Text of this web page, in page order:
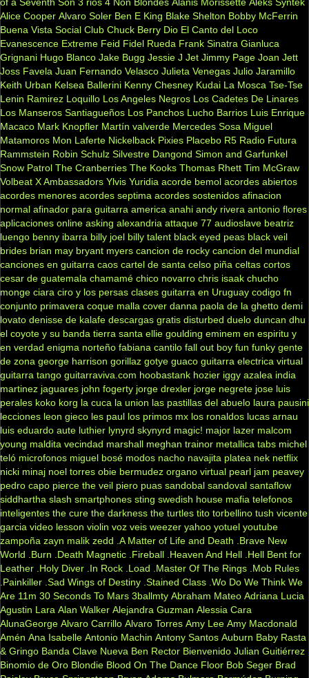
Alice Cooper Alvaro Soler Ben E King Blake Shelton Bobby McFerrin
Buena Vista Social Club Chuck Berry Dio El Canto del Loco
Evanescence Extreme Feid Fidel Rueda Frank Sinatra Gianluca
Grignani Hugo Blanco Jake Bugg Jessie J Jet Jimmy Page Joan Jett
Joss Favela Juan Fernando Velasco Julieta Venegas Julio Jaramillo
Keith Urban Kelsea Ballerini Kenny Chesney Kudai La Mosca Tse-Tse
Lenin Ramirez Loquillo Los Angeles Negros Los Cadetes De Linares
Los Manseros Santiagueños Los Panchos Lucho Barrios Luis Enrique
Macaco Mark Knopfler Martín valverde Mercedes Sosa Miguel
Matamoros Mon Laferte Nickelback Pixies Placebo R5 Radio Futura
Rammstein Robin Schulz Silvestre Dangond Simon and Garfunkel
Snow Patrol The Cranberries The Kooks Thomas Rhett Tim McGraw
Volbeat X Ambassadors Ylvis Yuridia acorde bemol acordes abiertos
acordes menores acordes septima acordes sostenidos afinacion
normal afinador para guitarra america anahi andy rivera antonio flores
aplicaciones online asking alexandria attaque 77 audioslave beatriz
luengo benny ibarra billy joel billy talent black eyed peas black veil
brides brian may bryant myers cancion de rocky cancion del mundial
canciones en guitarra caos cartel de santa celso piña celtas cortos
cesar de guatemala chamamé chico novarro chris isaak chucho
monge ciara ciro y los persas clases guitarra en Uruguay codigo fn
conjunto primavera coque malla cover danna paola de la ghetto demi
lovato denisse de kalafe descargas gratis disturbed duelo duncan dhu
el coyote y su banda tierra santa ellie goulding eminem en espiritu y
en verdad enigma norteño fabiana cantilo fall out boy fun funky gente
de zona george harrison gorillaz gotye guaco guitarra electrica virtual
guitarra tango guitarraviva.com hoobastank hozier iggy azalea india
martinez jaguares john fogerty jorge drexler jorge negrete jose luis
perales koko korg la cuca la union las pastillas del abuelo laura pausini
lecciones leon gieco les paul los primos mx los ronaldos lucas arnau
luis eduardo aute luthier lynyrd skynyrd magic! major lazer malcom
young maldita vecindad marshall meghan trainor metallica tabs michel
teló microfonos miguel bosé modos nacho navajita platea nek netflix
nicki minaj noel torres obie bermudez organo virtual pearl jam peavey
pedro capo pierce the veil piero puas sandobal sandoval santaflow
siddhartha slash smartphones sting swedish house mafia telefonos
inteligentes the cure the darkness the turtles tito torbellino tush vicente
garcia video lesson violin voz veis weezer yahoo yotuel youtube
zampoña zayn malik zedd .A Matter of Life and Death
.Brave New
World
.Burn .Death Magnetic .Fireball .Heaven And Hell .Hell Bent for
Leather .Holy Diver .In Rock .Load .Master Of The Rings .Mob Rules
.Painkiller .Sad Wings of Destiny .Stained Class .Wo Do We Think We
Are 11m 30 Seconds To Mars 3ballmty Abraham Mateo Adriana Lucia
Agustin Lara Alan Walker Alejandra Guzman Alessia Cara
AlunaGeorge Alvaro Carrillo Alvaro Torres Amy Lee Amy Macdonald
Amén Ana Isabelle Antonio Machin Antony Santos Auburn Baby Rasta
& Gringo Banda Clave Nueva Ben Rector Bienvenido Julian Guitiérrez
Binomio de Oro Blondie Blood On The Dance Floor Bob Seger Brad